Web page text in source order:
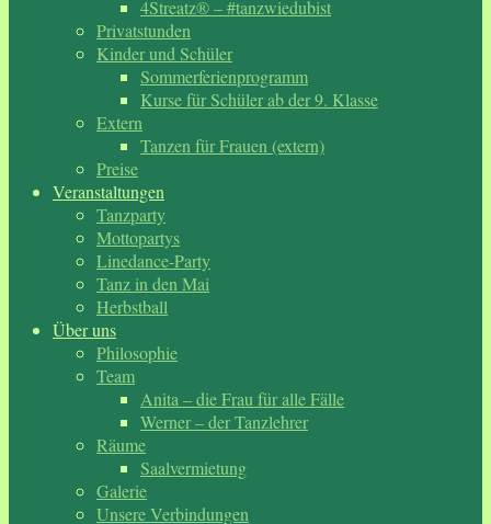
4Streatz® – #tanzwiedubist
Privatstunden
Kinder und Schüler
Sommerferienprogramm
Kurse für Schüler ab der 9. Klasse
Extern
Tanzen für Frauen (extern)
Preise
Veranstaltungen
Tanzparty
Mottopartys
Linedance-Party
Tanz in den Mai
Herbstball
Über uns
Philosophie
Team
Anita – die Frau für alle Fälle
Werner – der Tanzlehrer
Räume
Saalvermietung
Galerie
Unsere Verbindungen